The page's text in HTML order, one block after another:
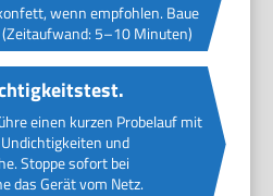
wenn empfohlen. Baue
5–10 Minuten)
einen kurzen Probelauf mit
und
Stoppe sofort bei
das Gerät vom Netz.